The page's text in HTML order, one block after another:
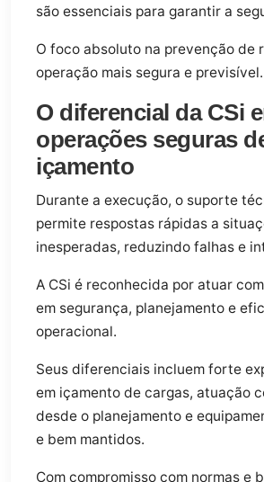
são essenciais para garantir a
O foco absoluto na prevenção de
operação mais segura e previsível.
O diferencial da CSi
operações seguras
içamento
Durante a execução, o suporte
permite respostas rápidas a
inesperadas, reduzindo falhas e
A CSi é reconhecida por atuar
em segurança, planejamento e
operacional.
Seus diferenciais incluem forte
em içamento de cargas, atuação
desde o planejamento e
e bem mantidos.
Com compromisso com normas e